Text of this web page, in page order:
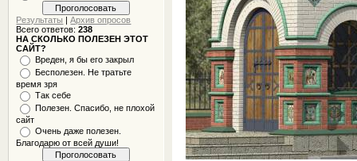
Результаты |Архив опросов
Всего ответов:238
НА СКОЛЬКО ПОЛЕЗЕН ЭТОТ
САЙТ?
Вреден, я бы его закрыл
Бесполезен. Не тратьте
время зря
Так себе
Полезен. Спасибо, не плохой
сайт
Очень даже полезен.
Благодарю от всей души!